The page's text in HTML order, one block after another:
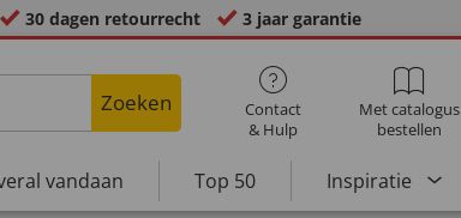
30 dagen retourrecht 3 jaar garantie
Zoeken
Contact
& Hulp
Met catalogus
bestellen
vandaan Top 50 Inspiratie